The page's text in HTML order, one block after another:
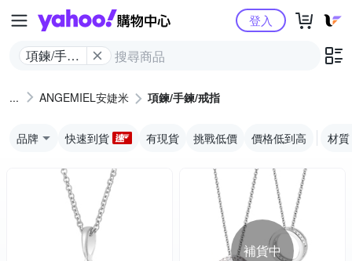
Yahoo購物中心
項鍊/手鍊/
登入
ANGEMIEL安婕米 項鍊/手鍊/戒指
品牌 快速到貨 有現貨 挑戰低價 價格低到高 材質
補貨中